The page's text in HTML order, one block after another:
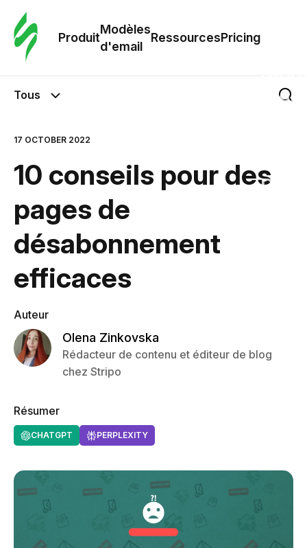
Produit
Modèles
d'email
RessourcesPricing
Tous
17 OCTOBER 2022
10 conseils pour des
pages de
désabonnement
efficaces
Auteur
Olena Zinkovska
Rédacteur de contenu et éditeur de blog
chez Stripo
Résumer
CHATGPT PERPLEXITY